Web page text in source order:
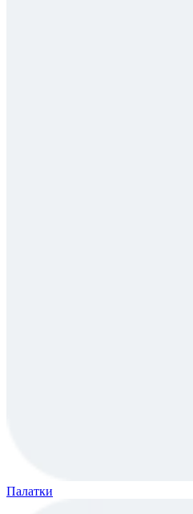
Палатки